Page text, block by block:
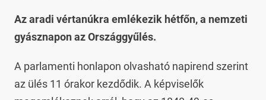
Az aradi vértanúkra emlékezik hétfőn, a nemzeti
gyásznapon az Országgyűlés.
A parlamenti honlapon olvasható napirend szerint
az ülés 11 órakor kezdődik. A képviselők